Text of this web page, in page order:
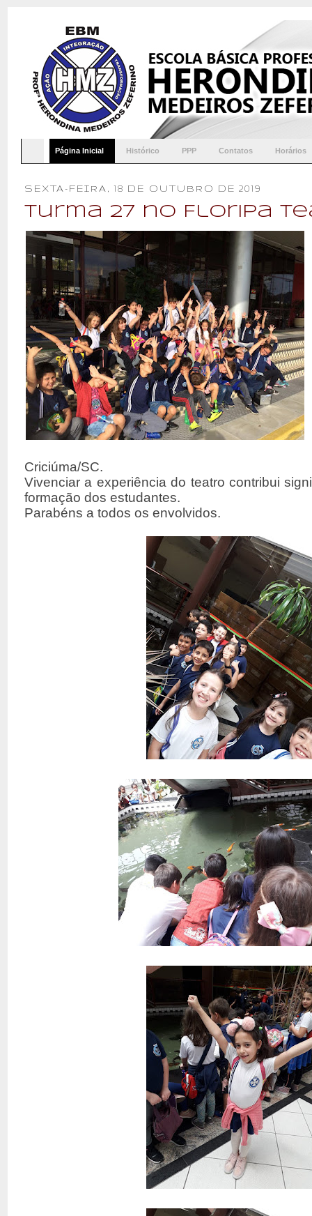
Página Inicial Histórico PPP Contatos Horários
SEXTA-FEIRA, 18 DE OUTUBRO DE 2019
Turma 27 no Floripa
Criciúma/SC.
Vivenciar a experiência do teatro contribui
formação dos estudantes.
Parabéns a todos os envolvidos.